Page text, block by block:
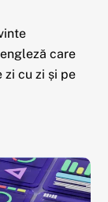
care
zi cu zi și pe